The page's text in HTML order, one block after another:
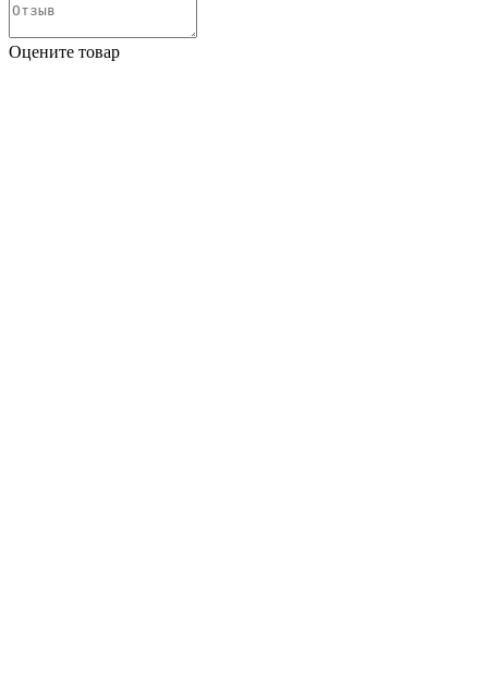
Оцените товар